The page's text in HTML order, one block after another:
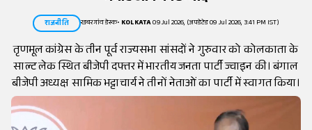
राजनीति खबरगांव डेस्क• KOLKATA09 Jul 2026, (अपडेटेड 09 Jul 2026, 3:41 PM IST)
तृणमूल कांग्रेस के तीन पूर्व राज्यसभा सांसदों ने गुरुवार को कोलकाता के
साल्ट लेक स्थित बीजेपी दफ्तर में भारतीय जनता पार्टी ज्वाइन की। बंगाल
बीजेपी अध्यक्ष सामिक भट्टाचार्य ने तीनों नेताओं का पार्टी में स्वागत किया।